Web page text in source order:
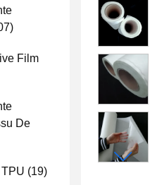
Film
De
(19)